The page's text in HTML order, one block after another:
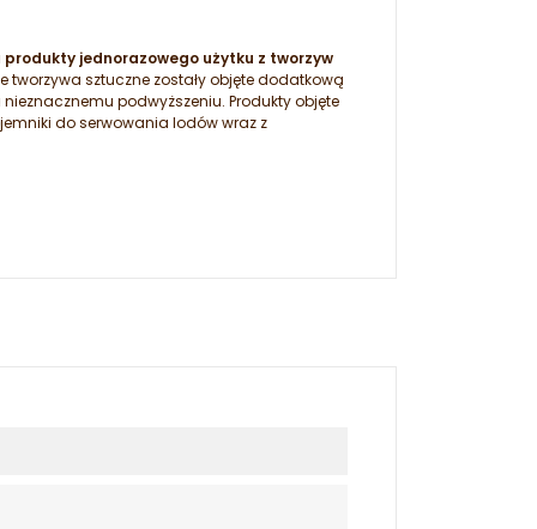
produkty jednorazowego użytku z tworzyw
tworzywa sztuczne zostały objęte dodatkową
podwyższeniu. Produkty objęte
do serwowania lodów wraz z